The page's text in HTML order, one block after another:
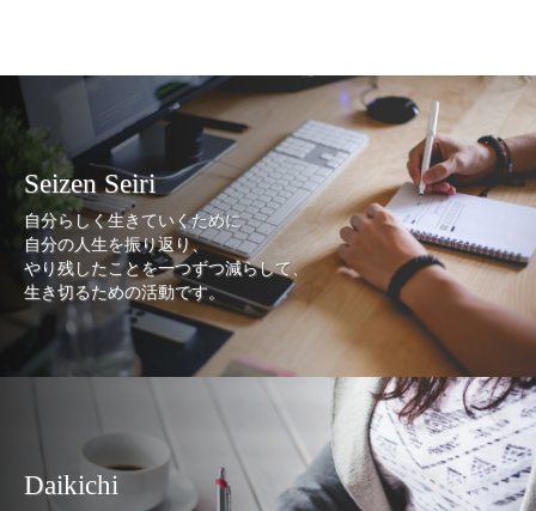
Seizen Seiri
自分らしく生きていくために
自分の人生を振り返り、
やり残したことを一つずつ減らして、
生き切るための活動です。
Daikichi